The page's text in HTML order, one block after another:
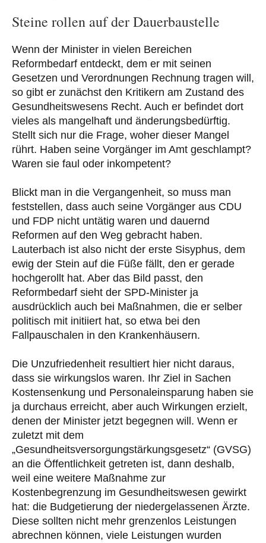
Steine rollen auf der Dauerbaustelle
Wenn der Minister in vielen Bereichen
Reformbedarf entdeckt, dem er mit seinen
Gesetzen und Verordnungen Rechnung tragen will,
so gibt er zunächst den Kritikern am Zustand des
Gesundheitswesens Recht. Auch er befindet dort
vieles als mangelhaft und änderungsbedürftig.
Stellt sich nur die Frage, woher dieser Mangel
rührt. Haben seine Vorgänger im Amt geschlampt?
Waren sie faul oder inkompetent?
Blickt man in die Vergangenheit, so muss man
feststellen, dass auch seine Vorgänger aus CDU
und FDP nicht untätig waren und dauernd
Reformen auf den Weg gebracht haben.
Lauterbach ist also nicht der erste Sisyphus, dem
ewig der Stein auf die Füße fällt, den er gerade
hochgerollt hat. Aber das Bild passt, den
Reformbedarf sieht der SPD-Minister ja
ausdrücklich auch bei Maßnahmen, die er selber
politisch mit initiiert hat, so etwa bei den
Fallpauschalen in den Krankenhäusern.
Die Unzufriedenheit resultiert hier nicht daraus,
dass sie wirkungslos waren. Ihr Ziel in Sachen
Kostensenkung und Personaleinsparung haben sie
ja durchaus erreicht, aber auch Wirkungen erzielt,
denen der Minister jetzt begegnen will. Wenn er
zuletzt mit dem
„Gesundheitsversorgungstärkungsgesetz“ (GVSG)
an die Öffentlichkeit getreten ist, dann deshalb,
weil eine weitere Maßnahme zur
Kostenbegrenzung im Gesundheitswesen gewirkt
hat: die Budgetierung der niedergelassenen Ärzte.
Diese sollten nicht mehr grenzenlos Leistungen
abrechnen können, viele Leistungen wurden